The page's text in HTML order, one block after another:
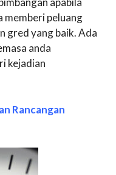
memberi peluang
gred yang baik. Ada
anda
kejadian
Rancangan